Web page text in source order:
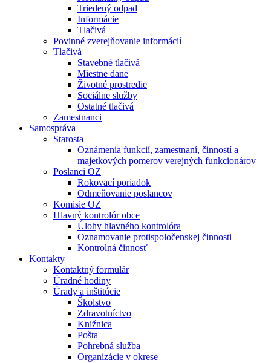
Triedený odpad
Informácie
Tlačivá
Povinné zverejňovanie informácií
Tlačivá
Stavebné tlačivá
Miestne dane
Životné prostredie
Sociálne služby
Ostatné tlačivá
Zamestnanci
Samospráva
Starosta
Oznámenia funkcií, zamestnaní, činností a
majetkových pomerov verejných funkcionárov
Poslanci OZ
Rokovací poriadok
Odmeňovanie poslancov
Komisie OZ
Hlavný kontrolór obce
Úlohy hlavného kontrolóra
Oznamovanie protispoločenskej činnosti
Kontrolná činnosť
Kontakty
Kontaktný formulár
Úradné hodiny
Úrady a inštitúcie
Školstvo
Zdravotníctvo
Knižnica
Pošta
Pohrebná služba
Organizácie v okrese